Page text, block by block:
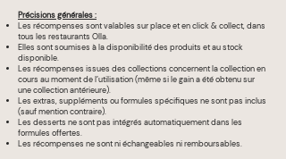
Précisions générales :
Les récompenses sont valables sur place et en click & collect, dans
tous les restaurants Olla.
Elles sont soumises à la disponibilité des produits et au stock
disponible.
Les récompenses issues des collections concernent la collection en
cours au moment de l’utilisation (même si le gain a été obtenu sur
une collection antérieure).
Les extras, suppléments ou formules spécifiques ne sont pas inclus
(sauf mention contraire).
Les desserts ne sont pas intégrés automatiquement dans les
formules offertes.
Les récompenses ne sont ni échangeables ni remboursables.